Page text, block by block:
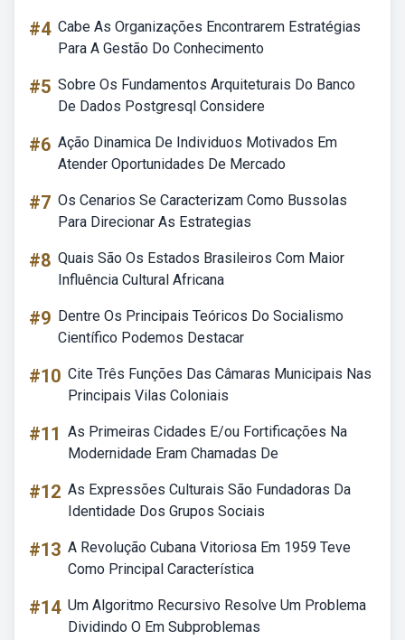
#4 Cabe As Organizações Encontrarem Estratégias
Para A Gestão Do Conhecimento
#5 Sobre Os Fundamentos Arquiteturais Do Banco
De Dados Postgresql Considere
#6 Ação Dinamica De Individuos Motivados Em
Atender Oportunidades De Mercado
#7 Os Cenarios Se Caracterizam Como Bussolas
Para Direcionar As Estrategias
#8 Quais São Os Estados Brasileiros Com Maior
Influência Cultural Africana
#9 Dentre Os Principais Teóricos Do Socialismo
Científico Podemos Destacar
#10 Cite Três Funções Das Câmaras Municipais Nas
Principais Vilas Coloniais
#11 As Primeiras Cidades E/ou Fortificações Na
Modernidade Eram Chamadas De
#12 As Expressões Culturais São Fundadoras Da
Identidade Dos Grupos Sociais
#13 A Revolução Cubana Vitoriosa Em 1959 Teve
Como Principal Característica
#14 Um Algoritmo Recursivo Resolve Um Problema
Dividindo O Em Subproblemas